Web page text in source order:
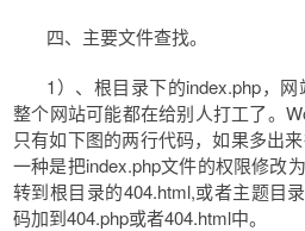
四、主要文件查找。
1）、根目录下的index.php，
整个网站可能都在给别人打工了。
只有如下图的两行代码，如果多出
一种是把index.php文件的权限修改
转到根目录的404.html,或者主题目
码加到404.php或者404.html中。